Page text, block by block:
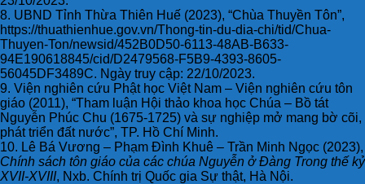
8. UBND Tỉnh Thừa Thiên Huế (2023), “Chùa Thuyền Tôn”,
https://thuathienhue.gov.vn/Thong-tin-du-dia-chi/tid/Chua-
Thuyen-Ton/newsid/452B0D50-6113-48AB-B633-
94E190618845/cid/D2479568-F5B9-4393-8605-
56045DF3489C. Ngày truy cập: 22/10/2023.
9. Viện nghiên cứu Phật học Việt Nam – Viện nghiên cứu tôn
giáo (2011), “Tham luận Hội thảo khoa học Chúa – Bồ tát
Nguyễn Phúc Chu (1675-1725) và sự nghiệp mở mang bờ cõi,
phát triển đất nước”, TP. Hồ Chí Minh.
10. Lê Bá Vương – Phạm Đình Khuê – Trần Minh Ngọc (2023),
Chính sách tôn giáo của các chúa Nguyễn ở Đàng Trong thế kỷ
XVII-XVIII, Nxb. Chính trị Quốc gia Sự thật, Hà Nội.